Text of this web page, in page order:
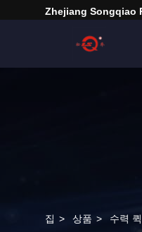
Zhejiang Songqiao
집 > 상품 > 수력